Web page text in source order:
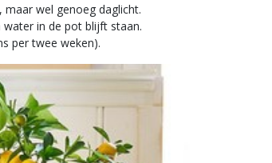
wel genoeg daglicht.
in de pot blijft staan.
per twee weken).